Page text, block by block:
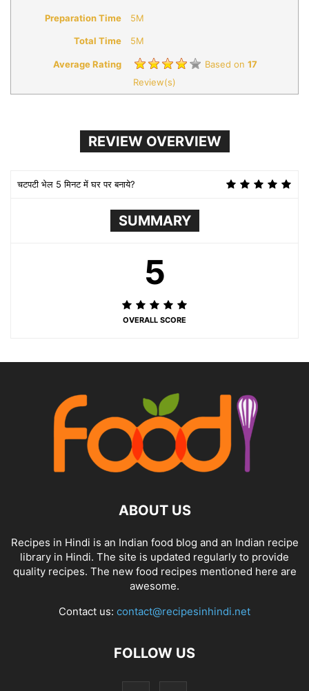
Preparation Time 5M
Total Time 5M
Average Rating Based on 17
Review(s)
REVIEW OVERVIEW
चटपटी भेल 5 मिनट में घर पर बनाये?
SUMMARY
5
OVERALL SCORE
ABOUT US
Recipes in Hindi is an Indian food blog and an Indian recipe
library in Hindi. The site is updated regularly to provide
quality recipes. The new food recipes mentioned here are
awesome.
Contact us: contact@recipesinhindi.net
FOLLOW US